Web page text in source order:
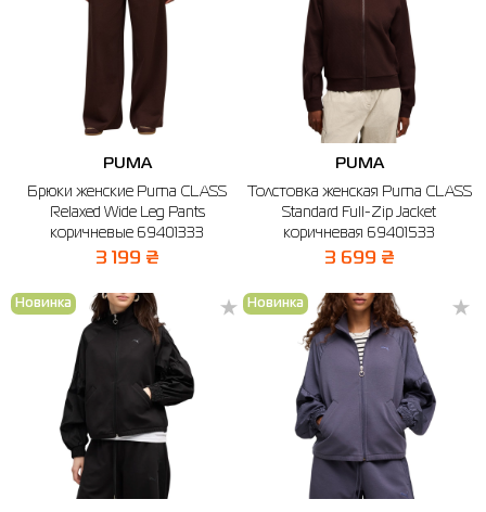
PUMA
Брюки женские Puma CLASS
Relaxed Wide Leg Pants
коричневые 69401333
3 199 ₴
PUMA
Толстовка женская Puma CLASS
Standard Full-Zip Jacket
коричневая 69401533
3 699 ₴
Новинка Новинка